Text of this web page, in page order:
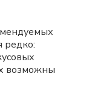
редко:
возможны